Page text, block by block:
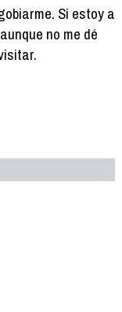
Si estoy a
no me dé